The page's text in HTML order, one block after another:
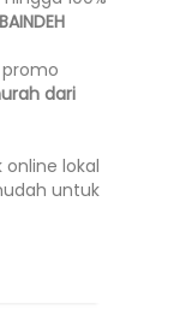
dari
lokal
untuk